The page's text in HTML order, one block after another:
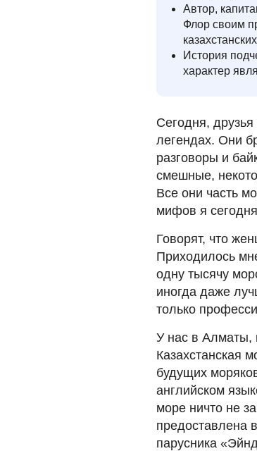
Автор,
Флор своим
История
характер
Сегодня,
легендах. Они
разговоры и
смешные,
Все они часть
мифов я
Говорят, что
Приходилось
одну тысячу
иногда даже
только
У нас в Алматы,
Казахстанская
будущих
английском
море ничто не
предоставлена
парусника